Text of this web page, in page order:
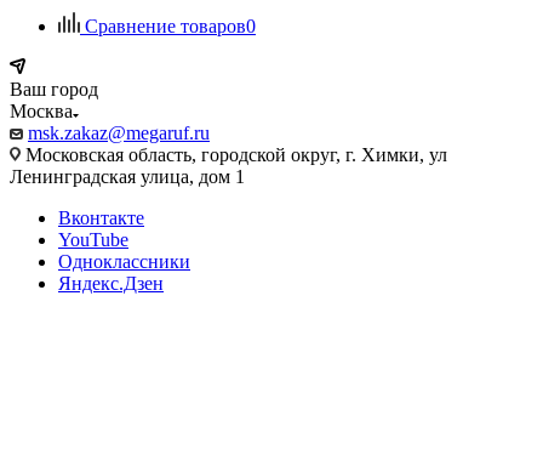
Сравнение товаров0
Ваш город
Москва
msk.zakaz@megaruf.ru
Московская область, городской округ, г. Химки, ул
Ленинградская улица, дом 1
Вконтакте
YouTube
Одноклассники
Яндекс.Дзен